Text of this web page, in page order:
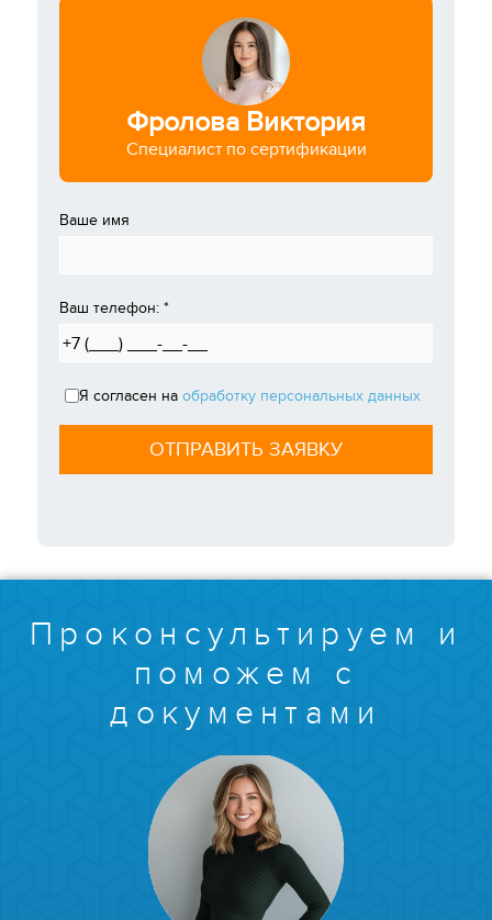
Фролова Виктория
Специалист по сертификации
Ваше имя
Ваш телефон: *
Я согласен на обработку персональных данных
Проконсультируем и
поможем с
документами